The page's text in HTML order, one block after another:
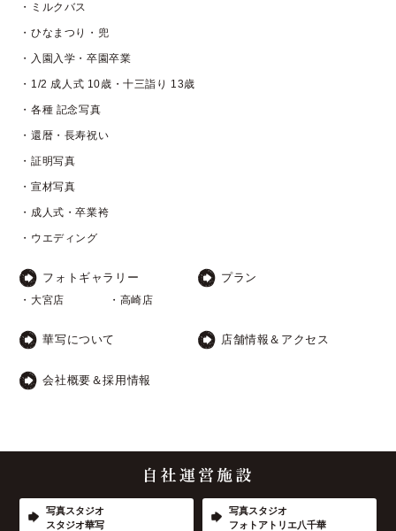
・ミルクバス
・ひなまつり・兜
・入園入学・卒園卒業
・1/2 成人式 10歳・十三詣り 13歳
・各種 記念写真
・還暦・長寿祝い
・証明写真
・宣材写真
・成人式・卒業袴
・ウエディング
フォトギャラリー
・大宮店 ・高崎店
プラン
華写について 店舗情報＆アクセス
会社概要＆採用情報
写真スタジオ
スタジオ華写
写真スタジオ
フォトアトリエ八千華